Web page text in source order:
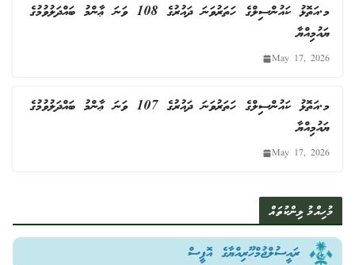
މ.އަތޮޅު ކައުންސިލްގެ ހަތަރުވަނަ ދައުރުގެ 108 ވަނަ ޢާންމު ބައްދަލުވުމުގެ
ޔައުމިއްޔާ
May 17, 2026
މ.އަތޮޅު ކައުންސިލްގެ ހަތަރުވަނަ ދައުރުގެ 107 ވަނަ ޢާންމު ބައްދަލުވުމުގެ
ޔައުމިއްޔާ
May 17, 2026
މުހިއްމު ލިންކުތައް
ރައީސުލްޖުމްހޫރިއްޔާގެ އޮފީސް